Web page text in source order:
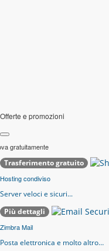
Offerte e promozioni
gratuitamente
Trasferimento gratuito
Hosting condiviso
Server veloci e sicuri...
Più dettagli
Zimbra Mail
Posta elettronica e molto altro…